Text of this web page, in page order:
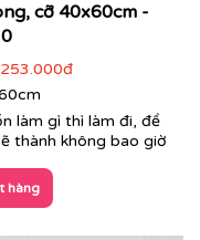
lãnh đạo
ấn độc bản của
sắc thương hiệu?
cỡ 40x60cm -
253.000đ
làm gì thì làm đi, để
thành không bao giờ
hàng